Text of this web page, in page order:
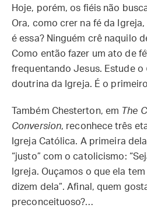
Hoje, porém, os fiéis não
Ora, como crer na fé da
é essa? Ninguém crê naquilo
Como então fazer um ato de
frequentando Jesus. Estude o
doutrina da Igreja. É o
Também Chesterton, em The
Conversion, reconhece três
Igreja Católica. A primeira
“justo” com o catolicismo:
Igreja. Ouçamos o que ela
dizem dela”. Afinal, quem
preconceituoso?…